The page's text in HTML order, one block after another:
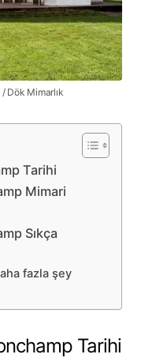
Dök Mimarlık
Tarihi
Mimari
Sıkça
fazla şey
Tarihi